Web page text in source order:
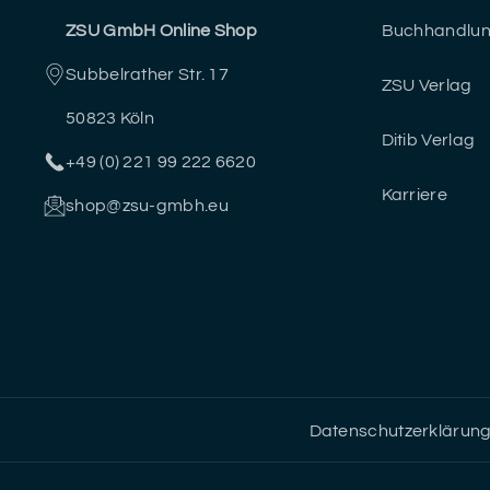
o
k
a
g
r
a
m
u
b
e
t
e
ZSU GmbH Online Shop
Subbelrather Str. 17
50823 Köln
+49 (0) 221 99 222 6620
shop@zsu-gmbh.eu
ZSU Verlag
Ditib Verlag
Karriere
Datenschutzerklärung